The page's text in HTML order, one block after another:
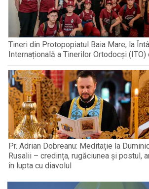
Tineri din Protopopiatul Baia Mare, la
Internațională a Tinerilor Ortodocși (ITO)
Pr. Adrian Dobreanu: Meditație la
Rusalii – credința, rugăciunea și postul,
în lupta cu diavolul